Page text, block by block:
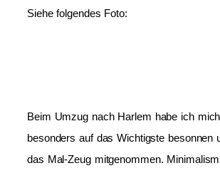
Siehe folgendes Foto:
Beim Umzug nach Harlem habe ich
besonders auf das Wichtigste besonnen
das Mal-Zeug mitgenommen.